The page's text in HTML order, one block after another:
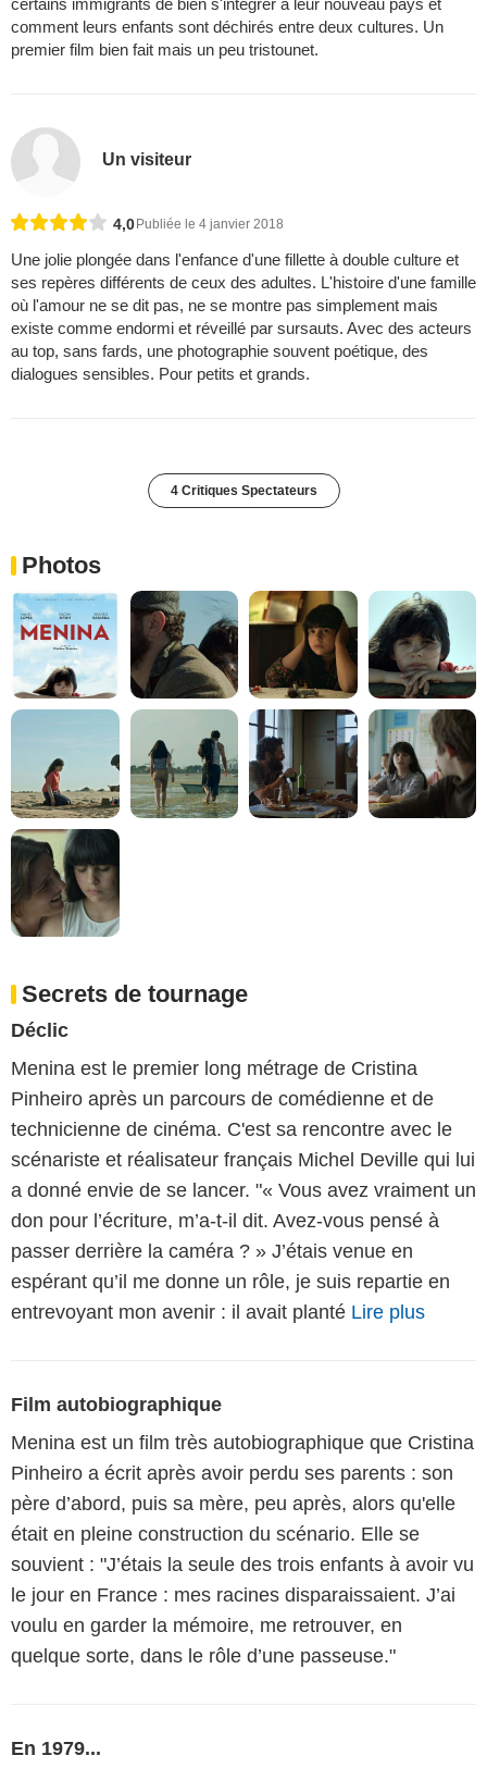
comment leurs enfants sont déchirés entre deux cultures. Un
premier film bien fait mais un peu tristounet.
Un visiteur
4,0Publiée le 4 janvier 2018
Une jolie plongée dans l'enfance d'une fillette à double culture et
ses repères différents de ceux des adultes. L'histoire d'une famille
où l'amour ne se dit pas, ne se montre pas simplement mais
existe comme endormi et réveillé par sursauts. Avec des acteurs
au top, sans fards, une photographie souvent poétique, des
dialogues sensibles. Pour petits et grands.
4 Critiques Spectateurs
Photos
Secrets de tournage
Déclic
Menina est le premier long métrage de Cristina
Pinheiro après un parcours de comédienne et de
technicienne de cinéma. C'est sa rencontre avec le
scénariste et réalisateur français Michel Deville qui lui
a donné envie de se lancer. "« Vous avez vraiment un
don pour l’écriture, m’a-t-il dit. Avez-vous pensé à
passer derrière la caméra ? » J’étais venue en
espérant qu’il me donne un rôle, je suis repartie en
entrevoyant mon avenir : il avait planté Lire plus
Film autobiographique
Menina est un film très autobiographique que Cristina
Pinheiro a écrit après avoir perdu ses parents : son
père d’abord, puis sa mère, peu après, alors qu'elle
était en pleine construction du scénario. Elle se
souvient : "J’étais la seule des trois enfants à avoir vu
le jour en France : mes racines disparaissaient. J’ai
voulu en garder la mémoire, me retrouver, en
quelque sorte, dans le rôle d’une passeuse."
En 1979...